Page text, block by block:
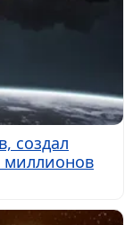
создал
миллионов